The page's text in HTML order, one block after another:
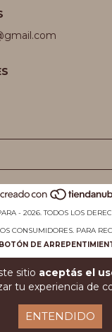
sitio aceptás el
tu experiencia de
ENTENDIDO
- 2026. TODOS LOS
CONSUMIDORES. PARA
BOTÓN DE